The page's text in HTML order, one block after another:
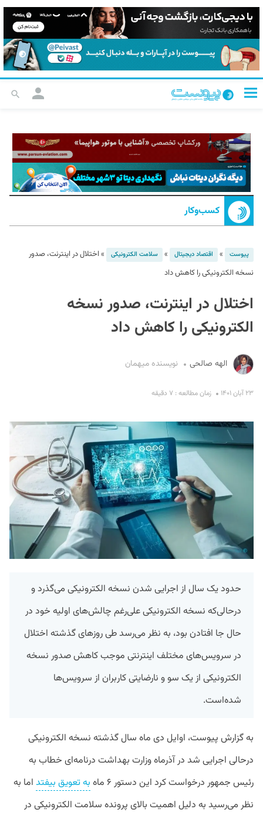
کسب‌و‌کار
پیوست » اقتصاد دیجیتال » سلامت الکترونیکی » اختلال در اینترنت، صدور
نسخه الکترونیکی را کاهش داد
اختلال در اینترنت، صدور نسخه
الکترونیکی را کاهش داد
الهه صالحی نویسنده میهمان
۲۳ آبان ۱۴۰۱ زمان مطالعه : ۷ دقیقه
حدود یک سال از اجرایی شدن نسخه الکترونیکی می‌گذرد و
درحالی‌که نسخه الکترونیکی علی‌‌رغم چالش‌های اولیه خود در
حال جا افتادن بود، به نظر می‌رسد طی روزهای گذشته اختلال
در سرویس‌های مختلف اینترنتی موجب کاهش صدور نسخه
الکترونیکی از یک سو و نارضایتی کاربران از سرویس‌ها
شده‌است.
به گزارش پیوست، اوایل دی ماه سال گذشته نسخه الکترونیکی
درحالی اجرایی شد در آذرماه وزارت بهداشت درنامه‌ای خطاب به
رئیس جمهور درخواست کرد این دستور ۶ ماه
به تعویق بیفتد اما به
نظر می‌رسید به دلیل اهمیت بالای پرونده سلامت الکترونیکی در